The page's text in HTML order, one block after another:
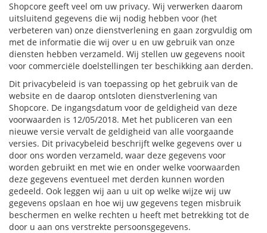
Shopcore geeft veel om uw privacy. Wij verwerken daarom
uitsluitend gegevens die wij nodig hebben voor (het
verbeteren van) onze dienstverlening en gaan zorgvuldig om
met de informatie die wij over u en uw gebruik van onze
diensten hebben verzameld. Wij stellen uw gegevens nooit
voor commerciële doelstellingen ter beschikking aan derden.
Dit privacybeleid is van toepassing op het gebruik van de
website en de daarop ontsloten dienstverlening van
Shopcore. De ingangsdatum voor de geldigheid van deze
voorwaarden is 12/05/2018. Met het publiceren van een
nieuwe versie vervalt de geldigheid van alle voorgaande
versies. Dit privacybeleid beschrijft welke gegevens over u
door ons worden verzameld, waar deze gegevens voor
worden gebruikt en met wie en onder welke voorwaarden
deze gegevens eventueel met derden kunnen worden
gedeeld. Ook leggen wij aan u uit op welke wijze wij uw
gegevens opslaan en hoe wij uw gegevens tegen misbruik
beschermen en welke rechten u heeft met betrekking tot de
door u aan ons verstrekte persoonsgegevens.